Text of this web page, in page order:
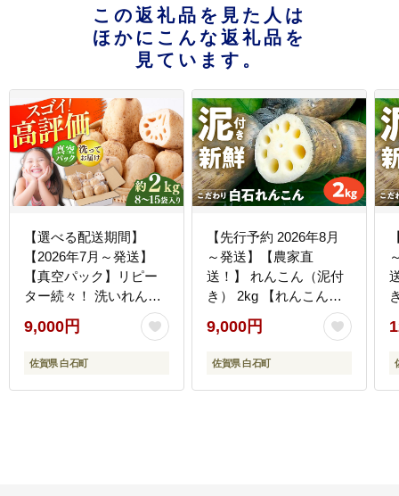
この返礼品を見た人は
ほかにこんな返礼品を
見ています。
【選べる配送期間】
【2026年7月～発送】
【真空パック】リピー
ター続々！ 洗いれんこ
ん 約2kg（8-15袋入り）
【和泉農園】 蓮根
[ICE001] [ICE001-1]
9,000円
佐賀県 白石町
【先行予約 2026年8月
～発送】【農家直
送！】 れんこん（泥付
き） 2kg 【れんこんの
家やました】/ レンコン
蓮根 佐賀県産 白石町産
野菜 根菜 高品質 九州
9,000円
佐賀県 白石町